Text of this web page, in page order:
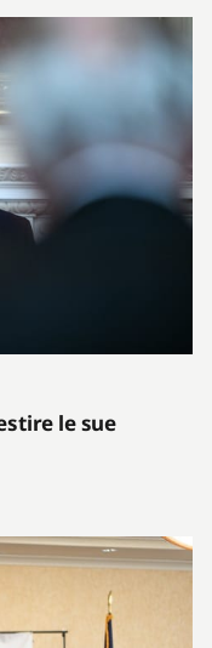
le sue